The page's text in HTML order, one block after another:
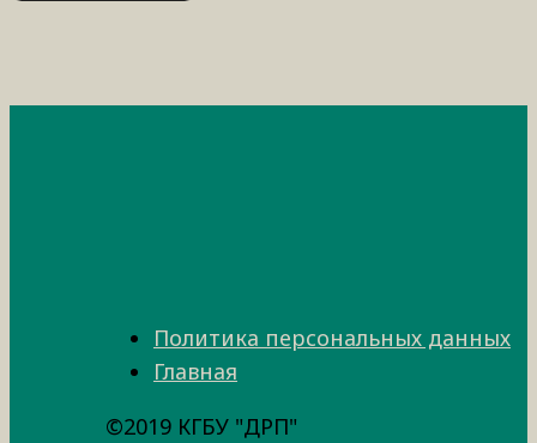
Политика персональных данных
Главная
©2019 КГБУ "ДРП"